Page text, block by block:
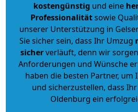
kostengünstig und eine
Professionalitätsowie
unserer Unterstützung in
Sie sicher sein, dass Ihr Umzug
sicherverläuft, denn wir
Anforderungen und Wünsche
haben die besten Partner, um
und sicherzustellen, dass
Oldenburg ein